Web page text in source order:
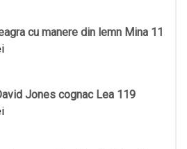
cu manere din lemn Mina 11
Jones cognac Lea 119